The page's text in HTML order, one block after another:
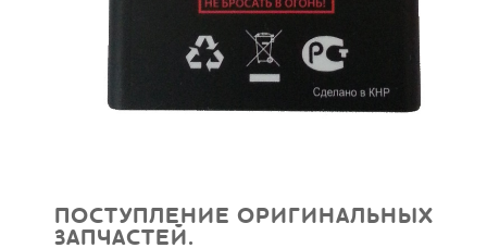
ПОСТУПЛЕНИЕ ОРИГИНАЛЬНЫХ
ЗАПЧАСТЕЙ.